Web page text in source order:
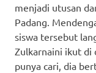
menjadi utusan
Padang.
siswa tersebut
Zulkarnaini ikut di
punya cari, dia